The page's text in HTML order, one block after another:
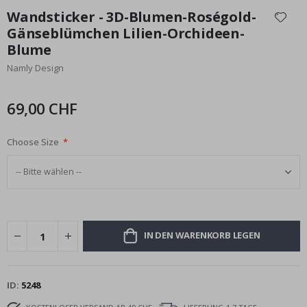
der
Bildgalerie
springen
Wandsticker - 3D-Blumen-Roségold-
Gänseblümchen Lilien-Orchideen-
Blume
Namly Design
69,00 CHF
Choose Size
IN DEN WARENKORB LEGEN
ID 5248